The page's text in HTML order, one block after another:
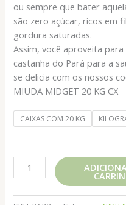
ou sempre que bater
são zero açúcar, ricos em
gordura saturadas.
Assim, você aproveita
castanha do Pará para a
se delicia com os nossos
MIUDA MIDGET 20 KG CX
CAIXAS COM 20 KG
CASTANHA
DO